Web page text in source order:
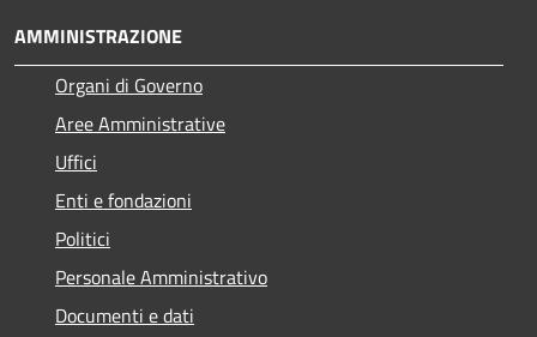
AMMINISTRAZIONE
Organi di Governo
Aree Amministrative
Uffici
Enti e fondazioni
Politici
Personale Amministrativo
Documenti e dati